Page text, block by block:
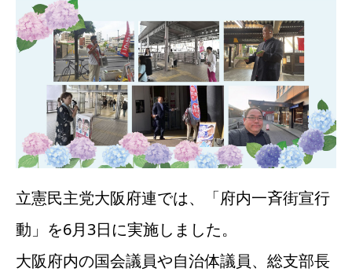
立憲民主党大阪府連では、「府内一斉街宣行
動」を6月3日に実施しました。
大阪府内の国会議員や自治体議員、総支部長